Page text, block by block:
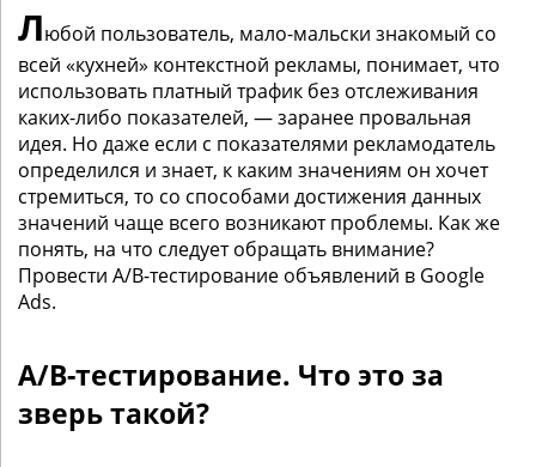
Любой пользователь, мало-мальски знакомый со
всей «кухней» контекстной рекламы, понимает, что
использовать платный трафик без отслеживания
каких-либо показателей, — заранее провальная
идея. Но даже если с показателями рекламодатель
определился и знает, к каким значениям он хочет
стремиться, то со способами достижения данных
значений чаще всего возникают проблемы. Как же
понять, на что следует обращать внимание?
Провести A/B-тестирование объявлений в Google
Ads.
A/B-тестирование. Что это за
зверь такой?